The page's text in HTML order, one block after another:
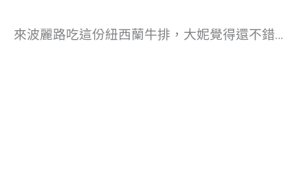
來波麗路吃這份紐西蘭牛排，大妮覺得還不錯…